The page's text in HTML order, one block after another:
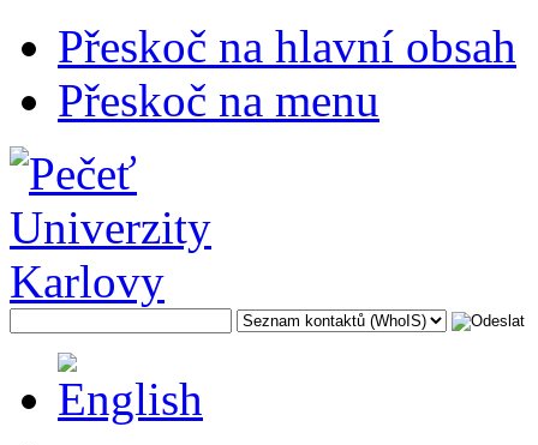
Přeskoč na hlavní obsah
Přeskoč na menu